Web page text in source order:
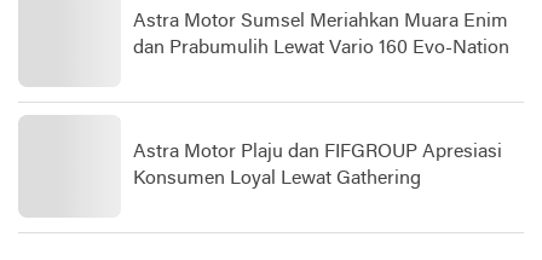
Astra Motor Sumsel Meriahkan Muara Enim
dan Prabumulih Lewat Vario 160 Evo-Nation
Astra Motor Plaju dan FIFGROUP Apresiasi
Konsumen Loyal Lewat Gathering